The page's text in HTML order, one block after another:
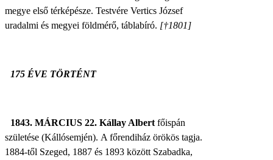
megye első térképésze. Testvére Vertics József
uradalmi és megyei földmérő, táblabíró. [†1801]
175 ÉVE TÖRTÉNT
1843. MÁRCIUS 22.Kállay Albert főispán
születése (Kállósemjén). A főrendiház örökös tagja.
1884-től Szeged, 1887 és 1893 között Szabadka,